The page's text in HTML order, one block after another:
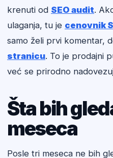
krenuti od SEO audit.
ulaganja, tu je cenovnik
samo želi prvi komentar,
stranicu. To je prodajni
već se prirodno
Šta bih
meseca
Posle tri meseca ne bih